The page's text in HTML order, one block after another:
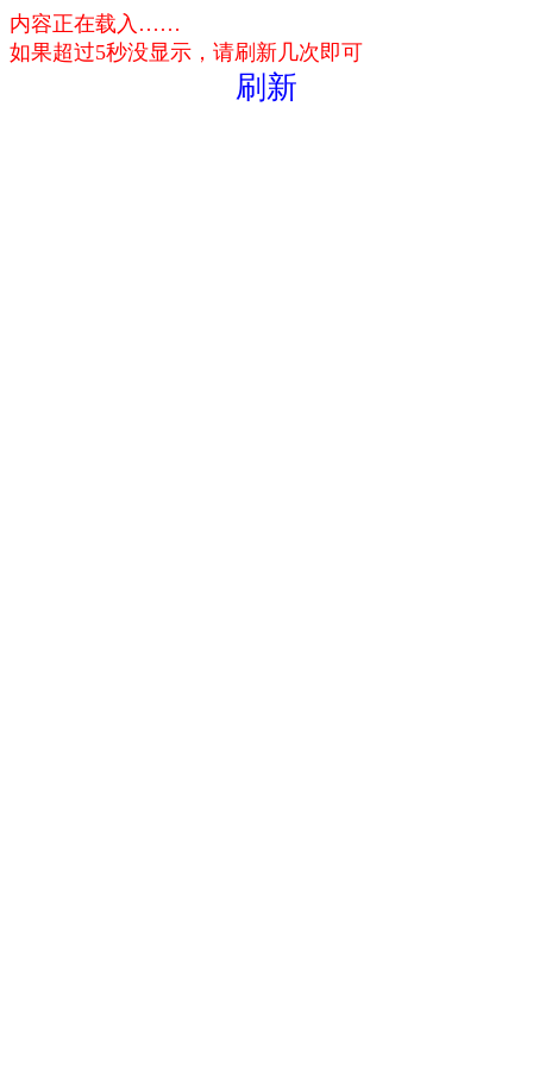
内容正在载入……
如果超过5秒没显示，请刷新几次即可
刷新